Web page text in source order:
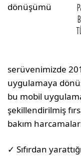
dönüşümü
serüvenimizde
uygulamaya
bu mobil
şekillendirilmiş
bakım
✓ Sıfırdan